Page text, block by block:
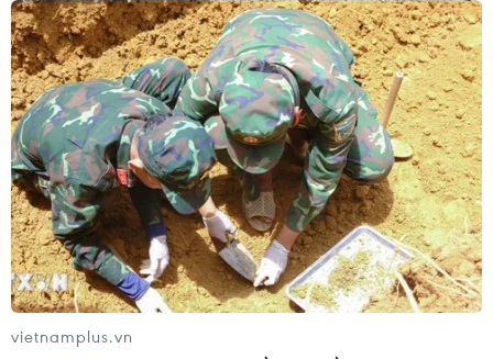
TIN CÙNG CHUYÊN MỤC
7 học sinh đội tuyển Việt Nam đoạt
huy chương tại Olympic AI quốc tế
07/08/2026 15:27
Bảo đảm chính xác, công khai điểm
chuẩn tuyển sinh các trường quân
vietnamplus.vn